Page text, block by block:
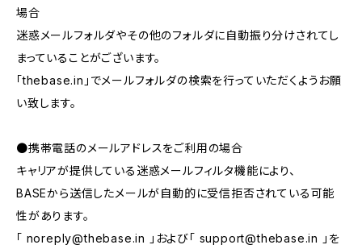
場合
迷惑メールフォルダやその他のフォルダに自動振り分けされてし
まっていることがございます。
「thebase.in」でメールフォルダの検索を行っていただくようお願
い致します。
●携帯電話のメールアドレスをご利用の場合
キャリアが提供している迷惑メールフィルタ機能により、
BASEから送信したメールが自動的に受信拒否されている可能
性があります。
「 noreply@thebase.in 」および「 support@thebase.in
」を